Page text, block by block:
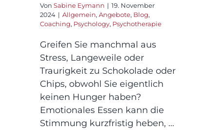
Von Sabine Eymann | 19. November
2024 | Allgemein, Angebote, Blog,
Coaching, Psychology, Psychotherapie
Greifen Sie manchmal aus
Stress, Langeweile oder
Traurigkeit zu Schokolade oder
Chips, obwohl Sie eigentlich
keinen Hunger haben?
Emotionales Essen kann die
Stimmung kurzfristig heben, ...